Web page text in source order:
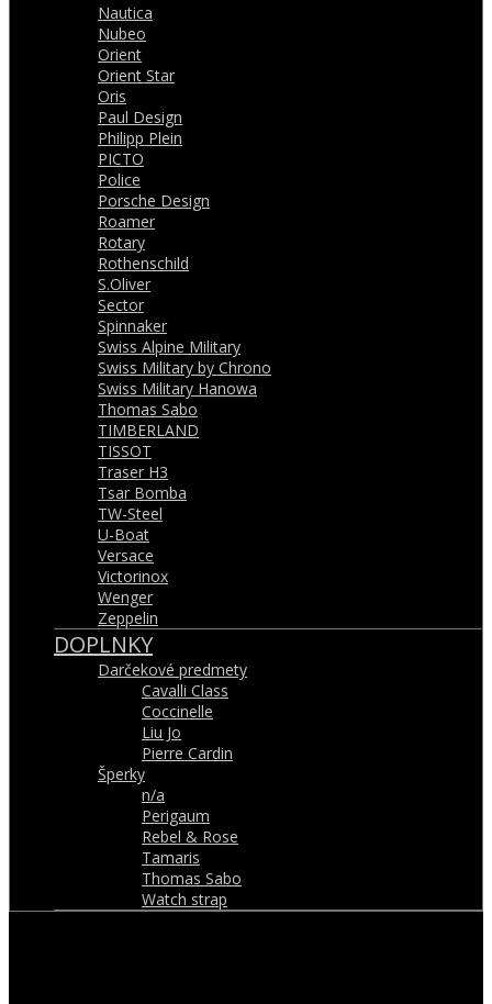
Nautica
Nubeo
Orient
Orient Star
Oris
Paul Design
Philipp Plein
PICTO
Police
Porsche Design
Roamer
Rotary
Rothenschild
S.Oliver
Sector
Spinnaker
Swiss Alpine Military
Swiss Military by Chrono
Swiss Military Hanowa
Thomas Sabo
TIMBERLAND
TISSOT
Traser H3
Tsar Bomba
TW-Steel
U-Boat
Versace
Victorinox
Wenger
Zeppelin
DOPLNKY
Darčekové predmety
Cavalli Class
Coccinelle
Liu Jo
Pierre Cardin
Šperky
n/a
Perigaum
Rebel & Rose
Tamaris
Thomas Sabo
Watch strap